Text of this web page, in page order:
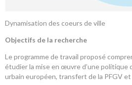
Dynamisation des coeurs de ville
Objectifs de la recherche
Le programme de travail proposé
étudier la mise en œuvre d’une
urbain européen, transfert de la PFGV et